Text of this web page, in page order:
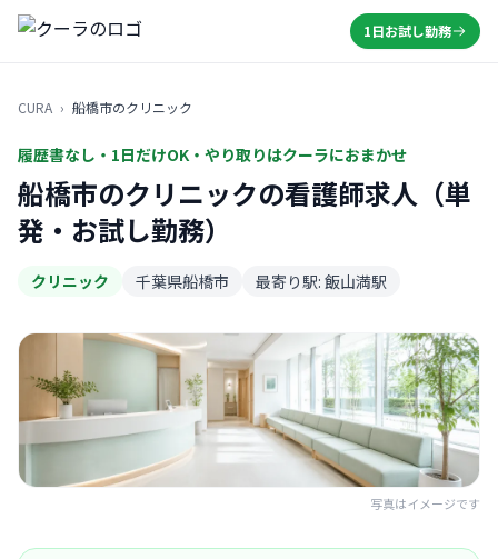
1日お試し勤務
CURA › 船橋市のクリニック
履歴書なし・1日だけOK・やり取りはクーラにおまかせ
船橋市のクリニックの看護師求人（単
発・お試し勤務）
クリニック 千葉県船橋市 最寄り駅: 飯山満駅
写真はイメージです